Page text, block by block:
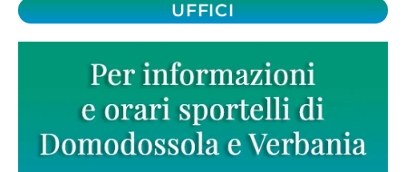
UFFICI